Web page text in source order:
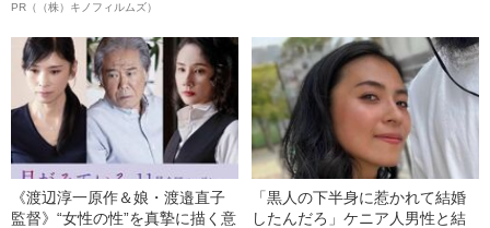
PR（（株）キノフィルムズ）
《渡辺淳一原作＆娘・渡邉直子
監督》“女性の性”を真摯に描く意
「黒人の下半身に惹かれて結婚
したんだろ」ケニア人男性と結